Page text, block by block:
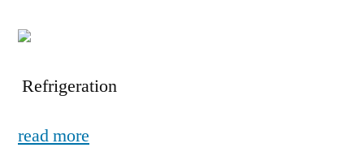
Refrigeration
read more